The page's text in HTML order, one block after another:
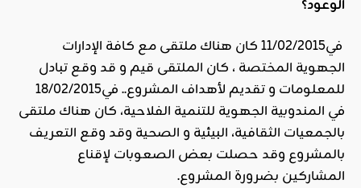
الوعود؟
في11/02/2015 كان هناك ملتقى مع كافة الإدارات
الجهوية المختصة ، كان الملتقى قيم و قد وقع تبادل
للمعلومات و تقديم لأهداف المشروع.. في18/02/2015
في المندوبية الجهوية للتنمية الفلاحية، كان هناك ملتقى
بالجمعيات الثقافية، البيئية و الصحية وقد وقع التعريف
بالمشروع وقد حصلت بعض الصعوبات لإقناع
المشاركين بضرورة المشروع.